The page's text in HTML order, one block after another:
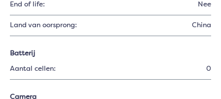
End of life: Nee
Land van oorsprong: China
Batterij
Aantal cellen: 0
Camera